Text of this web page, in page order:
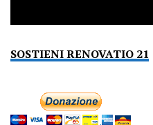
SOSTIENI RENOVATIO 21